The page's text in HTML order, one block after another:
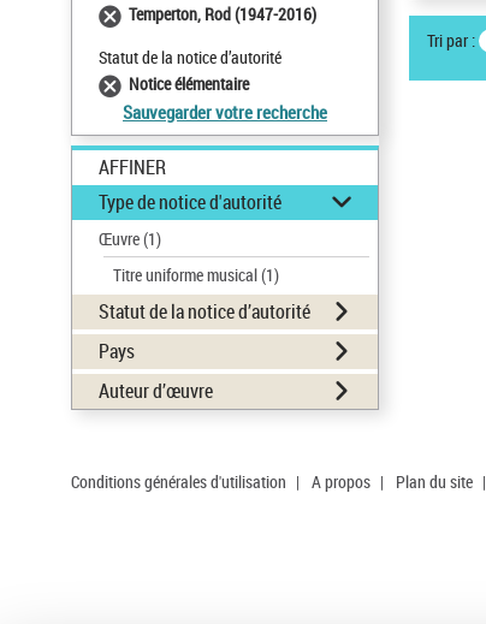
Temperton, Rod (1947-2016)
Statut de la notice d’autorité
Notice élémentaire
Sauvegarder votre recherche
AFFINER
Type de notice d'autorité
Œuvre(1)
Titre uniforme musical(1)
Statut de la notice d’autorité
Pays
Auteur d’œuvre
Tri par :
Conditions générales d'utilisation | A propos | Plan du site |